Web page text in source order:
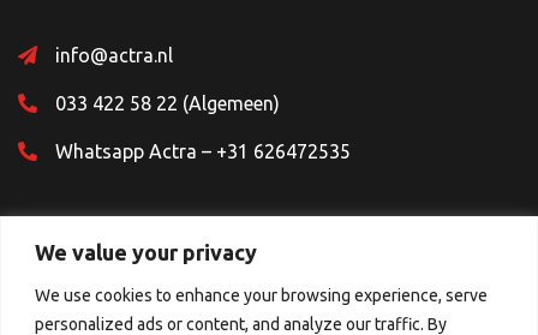
We value your privacy
We use cookies to enhance your browsing experience, serve
personalized ads or content, and analyze our traffic. By
info@actra.nl
033 422 58 22 (Algemeen)
Whatsapp Actra – +31 626472535